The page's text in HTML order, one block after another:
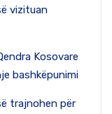
vizituan
Kosovare
bashkëpunimi
trajnohen për